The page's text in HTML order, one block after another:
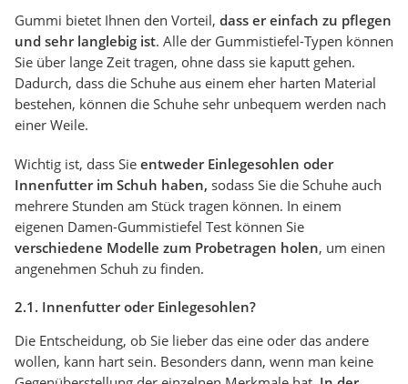
Gummi bietet Ihnen den Vorteil, dass er einfach zu pflegen
und sehr langlebig ist. Alle der Gummistiefel-Typen können
Sie über lange Zeit tragen, ohne dass sie kaputt gehen.
Dadurch, dass die Schuhe aus einem eher harten Material
bestehen, können die Schuhe sehr unbequem werden nach
einer Weile.
Wichtig ist, dass Sie entweder Einlegesohlen oder
Innenfutter im Schuh haben, sodass Sie die Schuhe auch
mehrere Stunden am Stück tragen können. In einem
eigenen Damen-Gummistiefel Test können Sie
verschiedene Modelle zum Probetragen holen, um einen
angenehmen Schuh zu finden.
2.1. Innenfutter oder Einlegesohlen?
Die Entscheidung, ob Sie lieber das eine oder das andere
wollen, kann hart sein. Besonders dann, wenn man keine